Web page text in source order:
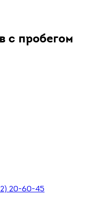
с пробегом
20-60-45